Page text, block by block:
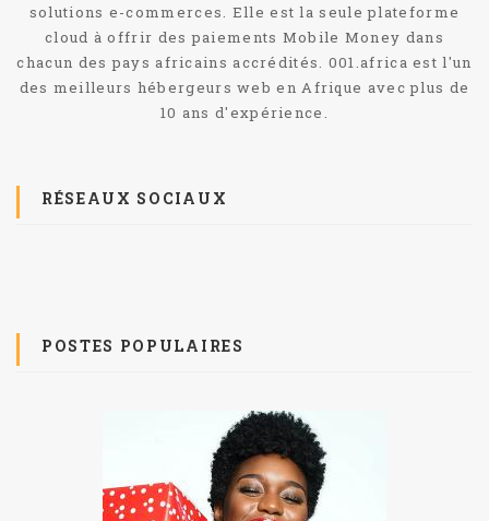
solutions e-commerces. Elle est la seule plateforme
cloud à offrir des paiements Mobile Money dans
chacun des pays africains accrédités. 001.africa est l'un
des meilleurs hébergeurs web en Afrique avec plus de
10 ans d'expérience.
RÉSEAUX SOCIAUX
POSTES POPULAIRES